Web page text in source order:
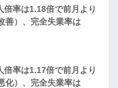
率は1.18倍で前月より
善）、完全失業率は
率は1.17倍で前月より
化）、完全失業率は